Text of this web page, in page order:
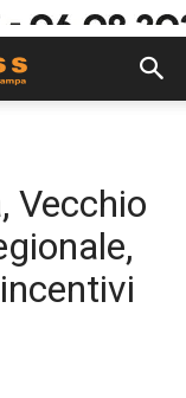
Vecchio